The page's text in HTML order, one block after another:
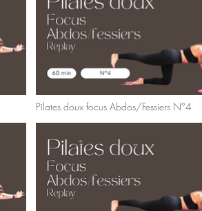
Pilates doux focus Abdos/Fessiers N°4